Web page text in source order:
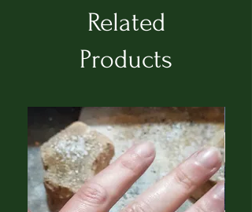
Laureata alla Facolta' di
Architettura , indirizzo Disegno
Industriale ed Arredamento
d'Interni nel 2001. Dal 2005
dove vive e lavora.
Ceo dell'omonimo marchio "
Giovanna Campisi" di
abbigliamento ed accessori
moda donna. Impegnata nel
mondo della Moda e' stata
Related
Products